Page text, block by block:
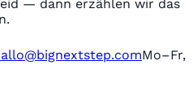
— dann erzählen wir das
Mo–Fr,